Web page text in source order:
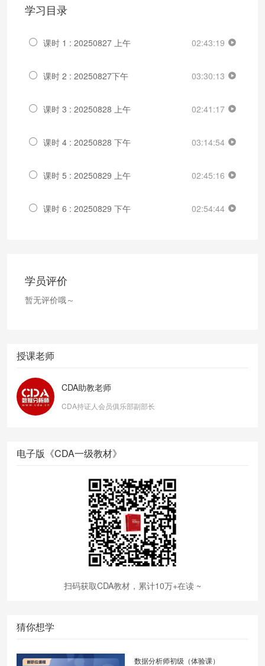
学习目录
课时 1 : 20250827 上午 02:43:19
课时 2 : 20250827下午 03:30:13
课时 3 : 20250828 上午 02:41:17
课时 4 : 20250828 下午 03:14:54
课时 5 : 20250829 上午 02:45:16
课时 6 : 20250829 下午 02:54:44
学员评价
暂无评价哦～
授课老师
CDA助教老师
CDA持证人会员俱乐部副部长
电子版《CDA一级教材》
扫码获取CDA教材，累计10万+在读 ~
猜你想学
数据分析师初级（体验课）